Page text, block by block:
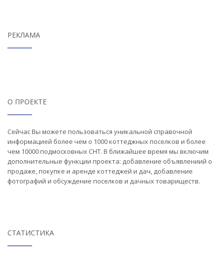
РЕКЛАМА
О ПРОЕКТЕ
Сейчас Вы можете пользоваться уникальной справочной
информацией более чем о 1000 коттеджных поселков и более
чем 10000 подмосковных СНТ. В ближайшее время мы включим
дополнительные функции проекта: добавление объявлениий о
продаже, покупке и аренде коттеджей и дач, добавление
фотографий и обсуждение поселков и дачных товариществ.
СТАТИСТИКА